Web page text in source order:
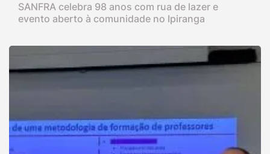
SANFRA celebra 98 anos com rua de lazer e
evento aberto à comunidade no Ipiranga